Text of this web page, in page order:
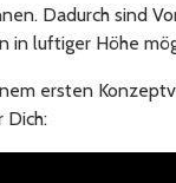
Dadurch sind
in luftiger Höhe
ersten
Dich: